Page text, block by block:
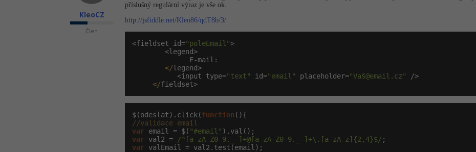
KleoCZ
Člen
příslušný regulární výraz je vše ok.
http://jsfiddle.net/Kleo86/qdT8b/3/
<fieldset id="poleEmail">
        <legend>
              E-mail:
</legend>
           <input type=
"text" id="email" placeholder="Vaš@email.cz"
/>
</fieldset>
$(odeslat).click(function
//validace email
var email = $( "#email"
var val2 = /^[a-zA-Z0-9._-]+@[a-zA-Z0-9._-]+\.[a-zA-z]{2,4}$/
var valEmail = val2.test(email);